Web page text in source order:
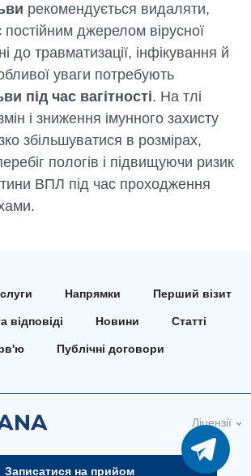
рекомендується видаляти,
постійним джерелом вірусної
до травматизації, інфікування й
уваги потребують
під час вагітності. На тлі
і зниження імунного захисту
збільшуватися в розмірах,
пологів і підвищуючи ризик
ВПЛ під час проходження
Напрямки Перший візит
відповіді Новини Статті
Публічні договори
Ліцензії
Записатися на прийом